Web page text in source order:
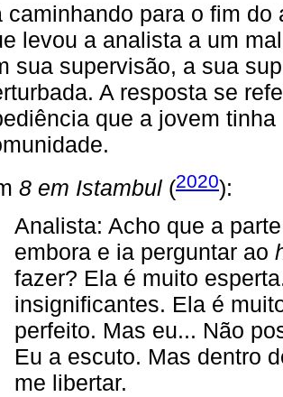
caminhando para o fim
levou a analista a um
sua supervisão, a sua
A resposta se
que a jovem
8 em Istambul (2020):
Analista: Acho que a
embora e ia perguntar ao
fazer? Ela é muito
insignificantes. Ela é
perfeito. Mas eu... Não
Eu a escuto. Mas dentro
me libertar.